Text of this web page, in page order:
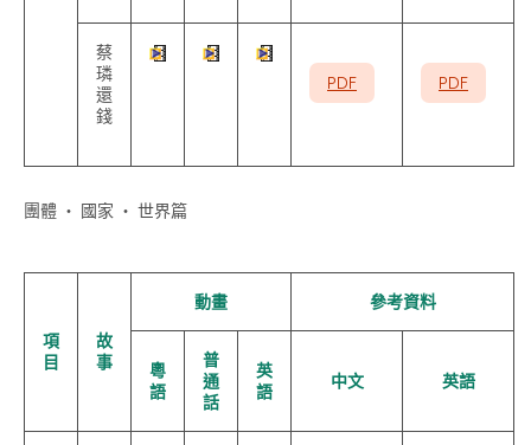
蔡
璘
還
錢
PDF PDF
團體 ‧ 國家 ‧ 世界篇
項
目
故
事
動畫 參考資料
粵
語
普
通
話
英
語
中文 英語